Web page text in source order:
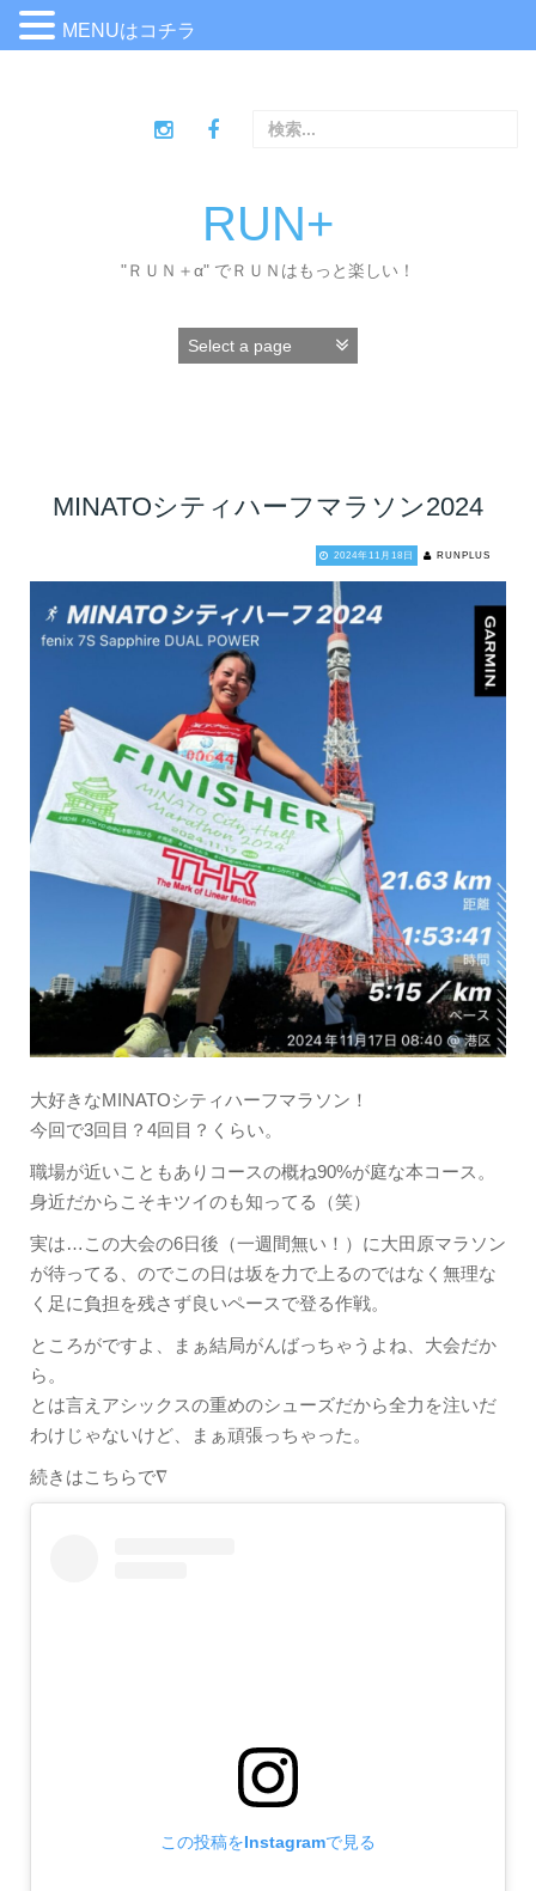
検
RUN+
"ＲＵＮ＋α" でＲＵＮはもっと楽しい！
MINATOシティハーフマラソン2024
2024年11月18日 RUNPLUS
大好きなMINATOシティハーフマラソン！
今回で3回目？4回目？くらい。
職場が近いこともありコースの概ね90%が庭な本コース。
身近だからこそキツイのも知ってる（笑）
実は…この大会の6日後（一週間無い！）に大田原マラソン
が待ってる、のでこの日は坂を力で上るのではなく無理な
く足に負担を残さず良いペースで登る作戦。
ところがですよ、まぁ結局がんばっちゃうよね、大会だか
ら。
とは言えアシックスの重めのシューズだから全力を注いだ
わけじゃないけど、まぁ頑張っちゃった。
続きはこちらで∇
この投稿をInstagramで見る
MENUはコチラ